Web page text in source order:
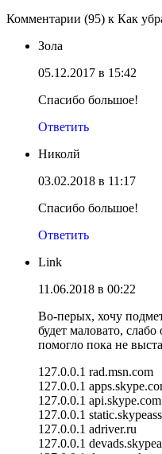
Комментарии (95) к Как
Зола
05.12.2017 в 15:42
Спасибо большое!
Ответить
Николй
03.02.2018 в 11:17
Спасибо большое!
Ответить
Link
11.06.2018 в 00:22
Во-перых, хочу
будет маловато,
помогло пока не
127.0.0.1 rad.msn.com
127.0.0.1
127.0.0.1 api.skype.com
127.0.0.1
127.0.0.1 adriver.ru
127.0.0.1